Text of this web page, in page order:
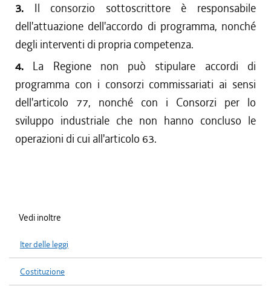
3. Il consorzio sottoscrittore è responsabile
dell'attuazione dell'accordo di programma, nonché
degli interventi di propria competenza.
4. La Regione non può stipulare accordi di
programma con i consorzi commissariati ai sensi
dell'articolo 77, nonché con i Consorzi per lo
sviluppo industriale che non hanno concluso le
operazioni di cui all'articolo 63.
Vedi inoltre
Iter delle leggi
Costituzione